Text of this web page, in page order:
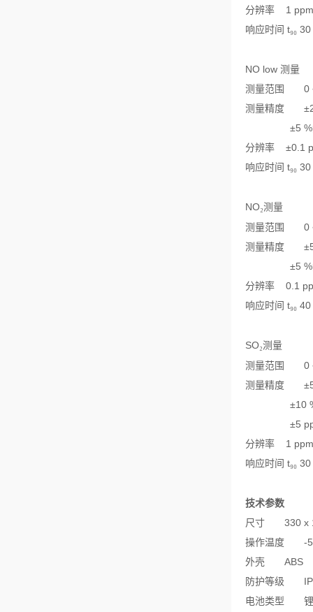
分辨率
1
响应时间 t₉₀ 30
NO low 测量
测量范围
0
测量精度
±5 %
分辨率
±0.1
响应时间 t₉₀ 30
NO₂测量
测量范围
0
测量精度
±5 %
分辨率
0.1
响应时间 t₉₀ 40
SO₂测量
测量范围
0
测量精度
±10
±5
分辨率
1
响应时间 t₉₀ 30
技术参数
尺寸
330 x
操作温度
-
外壳
ABS
防护等级
电池类型